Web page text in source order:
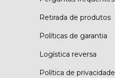
Retirada de produtos
Políticas de garantia
Logística reversa
Política de privacidade